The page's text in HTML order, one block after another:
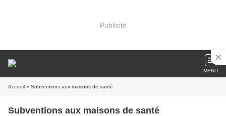
Publicité
MENU
Accueil » Subventions aux maisons de santé
Subventions aux maisons de santé